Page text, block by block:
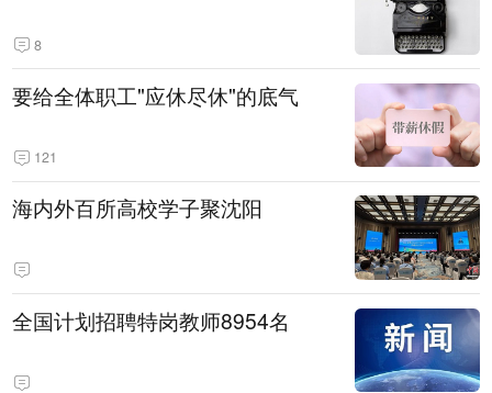
8
要给全体职工"应休尽休"的底气
121
海内外百所高校学子聚沈阳
全国计划招聘特岗教师8954名